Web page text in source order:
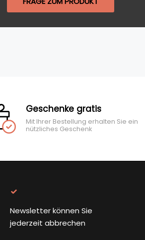
Geschenke gratis
Mit Ihrer Bestellung erhalten Sie ein
nützliches Geschenk
Newsletter können Sie
jederzeit abbrechen